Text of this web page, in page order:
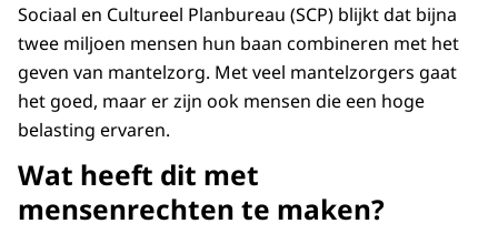
Sociaal en Cultureel Planbureau (SCP) blijkt dat bijna
twee miljoen mensen hun baan combineren met het
geven van mantelzorg. Met veel mantelzorgers gaat
het goed, maar er zijn ook mensen die een hoge
belasting ervaren.
Wat heeft dit met
mensenrechten te maken?